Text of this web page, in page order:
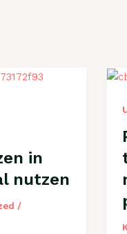
in
nutzen
/